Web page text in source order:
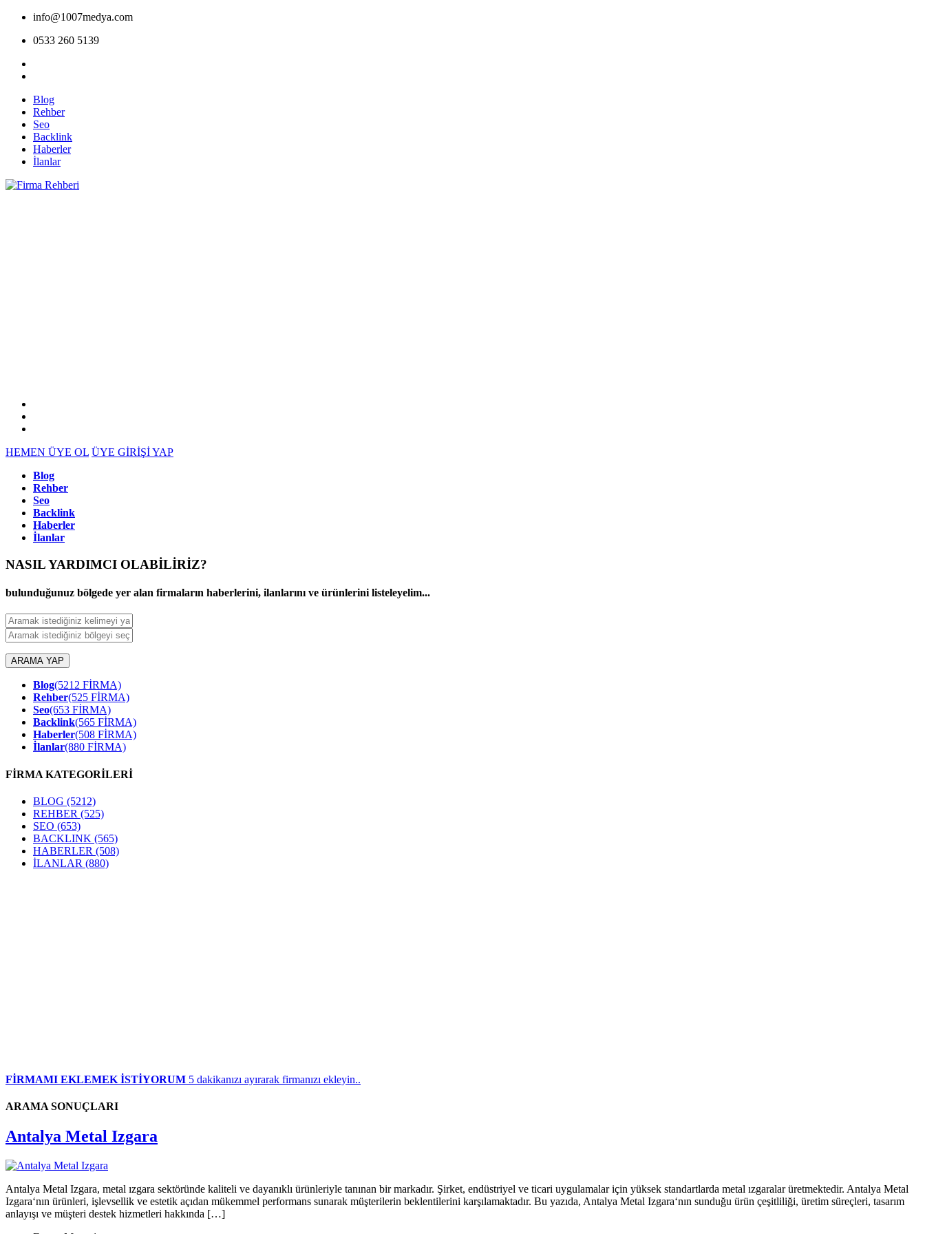
info@1007medya.com
0533 260 5139
Blog
Rehber
Seo
Backlink
Haberler
İlanlar
HEMEN ÜYE OL ÜYE GİRİŞİ YAP
Blog
Rehber
Seo
Backlink
Haberler
İlanlar
NASIL YARDIMCI OLABİLİRİZ?
bulunduğunuz bölgede yer alan firmaların haberlerini, ilanlarını ve ürünlerini listeleyelim...
ARAMA YAP
Blog(5212 FİRMA)
Rehber(525 FİRMA)
Seo(653 FİRMA)
Backlink(565 FİRMA)
Haberler(508 FİRMA)
İlanlar(880 FİRMA)
FİRMA KATEGORİLERİ
BLOG (5212)
REHBER (525)
SEO (653)
BACKLINK (565)
HABERLER (508)
İLANLAR (880)
FİRMAMI EKLEMEK İSTİYORUM 5 dakikanızı ayırarak firmanızı ekleyin..
ARAMA SONUÇLARI
Antalya Metal Izgara
Antalya Metal Izgara, metal ızgara sektöründe kaliteli ve dayanıklı ürünleriyle tanınan bir markadır. Şirket, endüstriyel ve ticari uygulamalar için yüksek standartlarda metal ızgaralar üretmektedir. Antalya Metal
Izgara‘nın ürünleri, işlevsellik ve estetik açıdan mükemmel performans sunarak müşterilerin beklentilerini karşılamaktadır. Bu yazıda, Antalya Metal Izgara‘nın sunduğu ürün çeşitliliği, üretim süreçleri, tasarım
anlayışı ve müşteri destek hizmetleri hakkında […]